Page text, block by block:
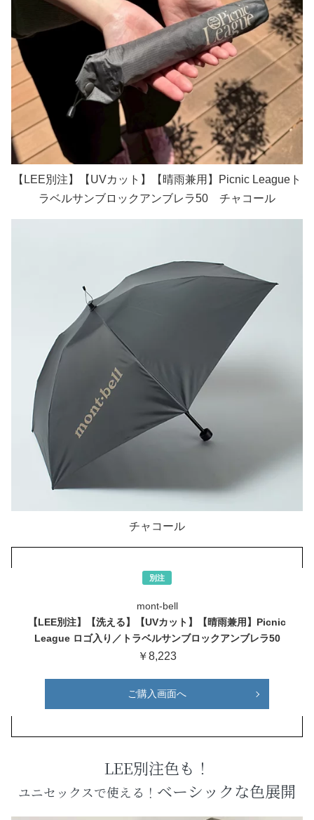
【LEE別注】【UVカット】【晴雨兼用】Picnic Leagueト
ラベルサンブロックアンブレラ50 チャコール
チャコール
別注
mont-bell
【LEE別注】【洗える】【UVカット】【晴雨兼用】Picnic
League ロゴ入り／トラベルサンブロックアンブレラ50
￥8,223
ご購入画面へ
LEE別注色も！
ユニセックスで使える！ ベーシックな色展開